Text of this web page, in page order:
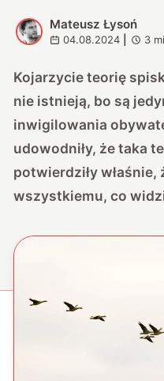
M
Mateusz Łysoń
04.08.2024 3
Kojarzycie teorię
nie istnieją, bo są
inwigilowania
udowodniły, że taka
potwierdziły
wszystkiemu, co